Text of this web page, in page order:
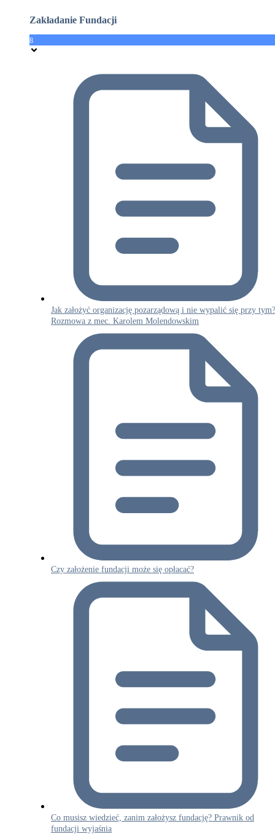
Zakładanie Fundacji
8
Jak założyć organizację pozarządową i nie wypalić się przy tym?
Rozmowa z mec. Karolem Molendowskim
Czy założenie fundacji może się opłacać?
Co musisz wiedzieć, zanim założysz fundację? Prawnik od
fundacji wyjaśnia